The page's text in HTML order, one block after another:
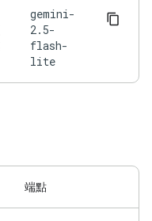
gemini-
2.5-
flash-
lite
端點